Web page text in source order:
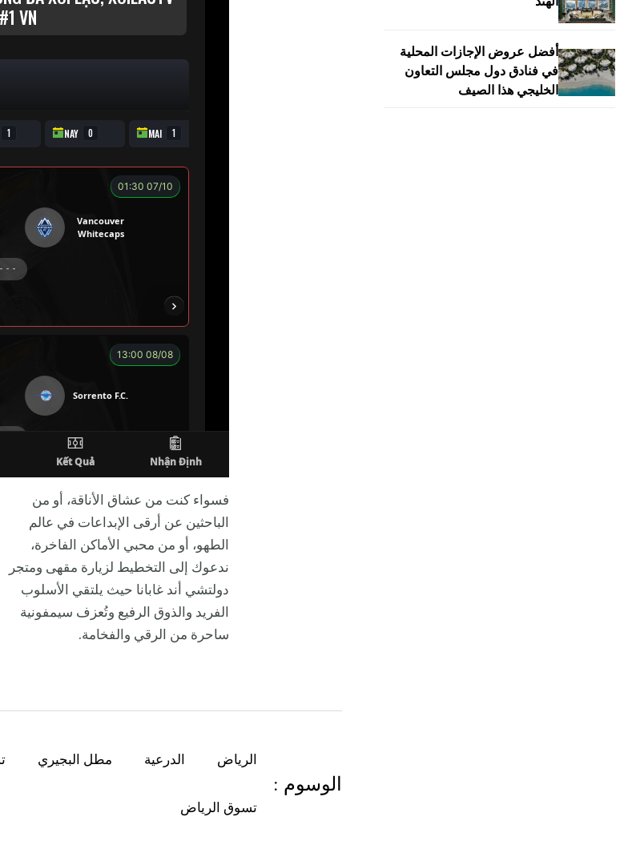
أفضل عروض الإجازات المحلية
في فنادق دول مجلس التعاون
الخليجي هذا الصيف
فسواء كنت من عشاق الأناقة، أو من
الباحثين عن أرقى الإبداعات في عالم
الطهو، أو من محبي الأماكن الفاخرة،
ندعوك إلى التخطيط لزيارة مقهى ومتجر
دولتشي أند غابانا حيث يلتقي الأسلوب
الفريد والذوق الرفيع وتُعزف سيمفونية
ساحرة من الرقي والفخامة.
الوسوم :
الرياض الدرعية مطل البجيري
تسوق الرياض